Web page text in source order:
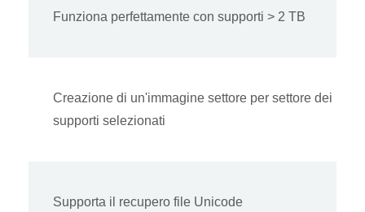
Funziona perfettamente con supporti > 2 TB
Creazione di un'immagine settore per settore dei
supporti selezionati
Supporta il recupero file Unicode